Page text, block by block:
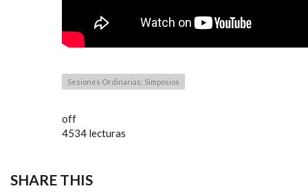
Sesiones Ordinarias: Simposios
off
4534 lecturas
SHARE THIS